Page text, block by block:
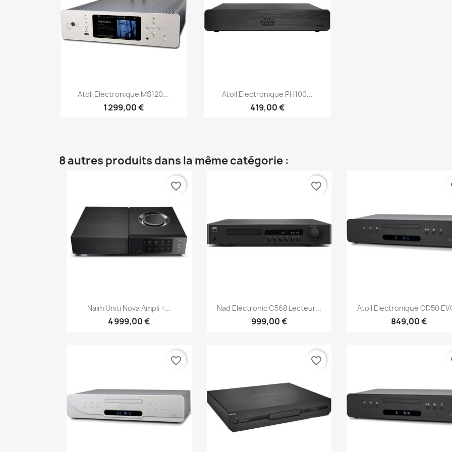
Aperçu rapide
Atoll Electronique MS120...
1 299,00 €
Aperçu rapide
Atoll Electronique PH100...
419,00 €
8 autres produits dans la même catégorie :
 Aperçu rapide
Naim Uniti Nova Ampli +...
4 999,00 €
favorite_border
Aperçu rapide
Nad Electronic C568 Lecteur...
999,00 €
favorite_border
Aperçu rapide
Atoll Electronique CD50
849,00 €
favorite_border favorite_border